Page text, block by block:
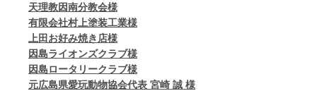
天理教因南分教会様
有限会社村上塗装工業様
上田お好み焼き店様
因島ライオンズクラブ様
因島ロータリークラブ様
元広島県愛玩動物協会代表 宮崎 誠 様